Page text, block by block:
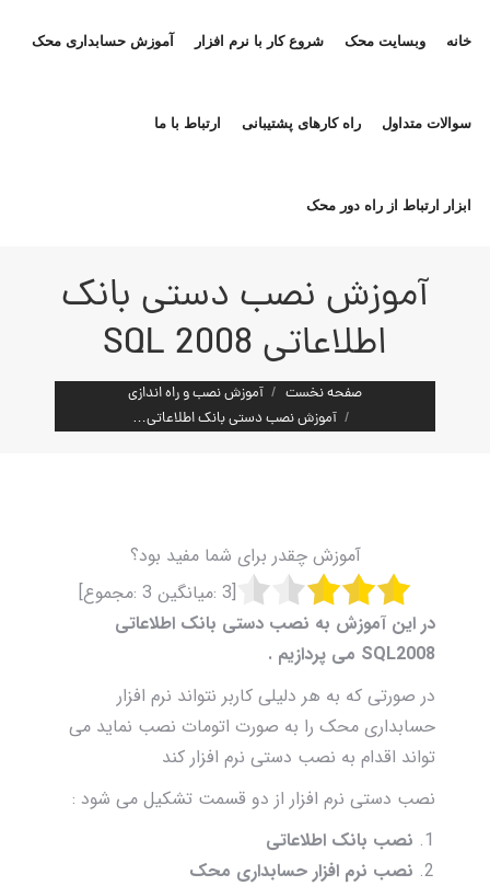
خانه وبسایت محک شروع کار با نرم افزار آموزش حسابداری محک
سوالات متداول راه کارهای پشتیبانی ارتباط با ما
ابزار ارتباط از راه دور محک
آموزش نصب دستی بانک
اطلاعاتی SQL 2008
مکان شما:صفحه نخست
آموزش نصب و راه اندازی
آموزش نصب دستی بانک اطلاعاتی…
آموزش چقدر برای شما مفید بود؟
[
3 :میانگین 3 :مجموع]
در این آموزش به نصب دستی بانک اطلاعاتی
SQL2008 می پردازیم .
در صورتی که به هر دلیلی کاربر نتواند نرم افزار
حسابداری محک را به صورت اتومات نصب نماید می
تواند اقدام به نصب دستی نرم افزار کند
نصب دستی نرم افزار از دو قسمت تشکیل می شود :
نصب بانک اطلاعاتی
نصب نرم افزار حسابداری محک